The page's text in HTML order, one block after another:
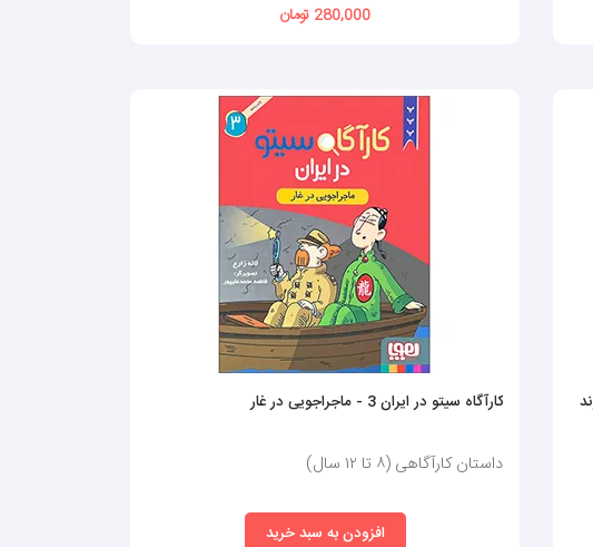
280,000 تومان
کارآگاه سیتو در ایران 3 - ماجراجویی در غار
داستان کارآگاهی (٨ تا ١٢ سال)
افزودن به سبد خرید